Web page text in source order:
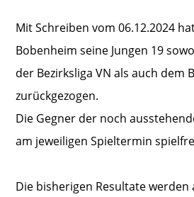
Mit Schreiben vom 06.12.2024
Bobenheim seine Jungen 19
der Bezirksliga VN als auch dem
zurückgezogen.
Die Gegner der noch
am jeweiligen Spieltermin
Die bisherigen Resultate werden